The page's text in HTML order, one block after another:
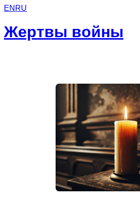
EN RU
Жертвы войны